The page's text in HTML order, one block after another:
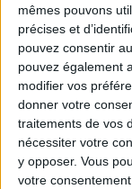
mêmes pouvons
précises et
pouvez consentir
pouvez également
modifier vos
donner votre
traitements de vos
nécessiter votre
y opposer. Vous
votre
Service-
Les équipes
chaque
sereinement